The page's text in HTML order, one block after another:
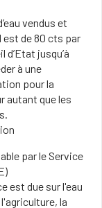
vendus et
est de 80 cts par
jusqu’à
à une
pour la
autant que les
par le Service
est due sur l'eau
la